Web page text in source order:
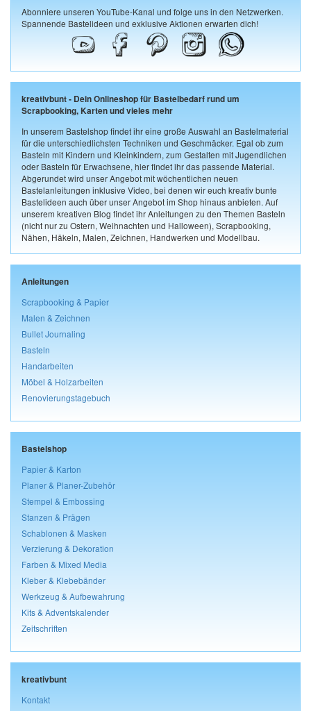
Abonniere unseren YouTube-Kanal und folge uns in den Netzwerken.
Spannende Bastelideen und exklusive Aktionen erwarten dich!
kreativbunt - Dein Onlineshop für Bastelbedarf rund um
Scrapbooking, Karten und vieles mehr
In unserem Bastelshop findet ihr eine große Auswahl an Bastelmaterial
für die unterschiedlichsten Techniken und Geschmäcker. Egal ob zum
Basteln mit Kindern und Kleinkindern, zum Gestalten mit Jugendlichen
oder Basteln für Erwachsene, hier findet ihr das passende Material.
Abgerundet wird unser Angebot mit wöchentlichen neuen
Bastelanleitungen inklusive Video, bei denen wir euch kreativ bunte
Bastelideen auch über unser Angebot im Shop hinaus anbieten. Auf
unserem kreativen Blog findet ihr Anleitungen zu den Themen Basteln
(nicht nur zu Ostern, Weihnachten und Halloween), Scrapbooking,
Nähen, Häkeln, Malen, Zeichnen, Handwerken und Modellbau.
Anleitungen
Scrapbooking & Papier
Malen & Zeichnen
Bullet Journaling
Basteln
Handarbeiten
Möbel & Holzarbeiten
Renovierungstagebuch
Bastelshop
Papier & Karton
Planer & Planer-Zubehör
Stempel & Embossing
Stanzen & Prägen
Schablonen & Masken
Verzierung & Dekoration
Farben & Mixed Media
Kleber & Klebebänder
Werkzeug & Aufbewahrung
Kits & Adventskalender
Zeitschriften
kreativbunt
Kontakt